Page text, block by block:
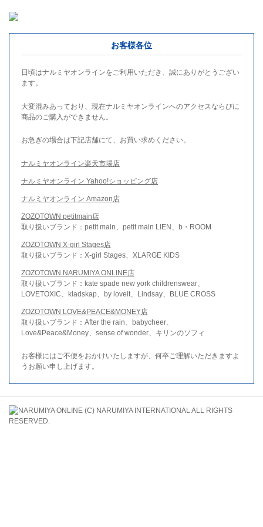
お客様各位
日頃はナルミヤオンラインをご利用いただき、誠にありがとうござい
ます。
大変混みあっており、現在ナルミヤオンラインへのアクセスならびに
商品のご購入ができません。
お急ぎの場合は下記店舗にて、お買い求めください。
ナルミヤオンライン楽天市場店
ナルミヤオンライン Yahoo!ショッピング店
ナルミヤオンライン Amazon店
ZOZOTOWN petitmain店
取り扱いブランド：petit main、petit main LIEN、b・ROOM
ZOZOTOWN X-girl Stages店
取り扱いブランド：X-girl Stages、XLARGE KIDS
ZOZOTOWN NARUMIYA ONLINE店
取り扱いブランド：kate spade new york childrenswear、
LOVETOXIC、kladskap、by loveit、Lindsay、BLUE CROSS
ZOZOTOWN LOVE&PEACE&MONEY店
取り扱いブランド：After the rain、babycheer、
Love&Peace&Money、sense of wonder、キリンのソフィ
お客様にはご不便をおかけいたしますが、何卒ご理解いただきますよ
うお願い申し上げます。